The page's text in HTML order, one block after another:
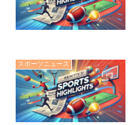
スポーツニュース